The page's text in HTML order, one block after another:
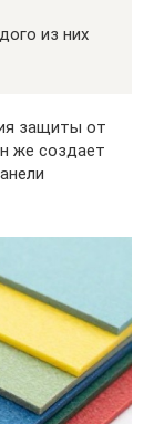
из них
защиты от
же создает